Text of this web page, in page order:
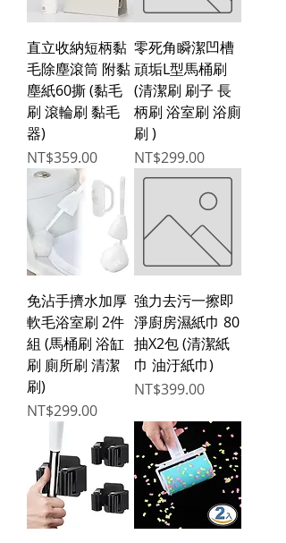
直立收納短柄黏
毛除塵滾筒 附黏
塵紙60撕 (黏毛
刷 滾輪刷 黏毛
器)
Price
NT$359.00
零死角瞬潔凹槽
頑垢L型馬桶刷
(清潔刷 刷子 長
柄刷 浴室刷 浴廁
刷 )
Price
NT$299.00
免沾手擠水加厚
軟毛浴室刷 2件
組 (馬桶刷 浴缸
刷 廁所刷 清潔
刷)
Price
NT$299.00
強力去污一擦即
淨廚房濕紙巾 80
抽X2包 (清潔紙
巾 油汙紙巾)
Price
NT$399.00